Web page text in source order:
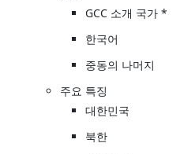
GCC 소개 국가 *
한국어
중동의 나머지
주요 특징
대한민국
북한